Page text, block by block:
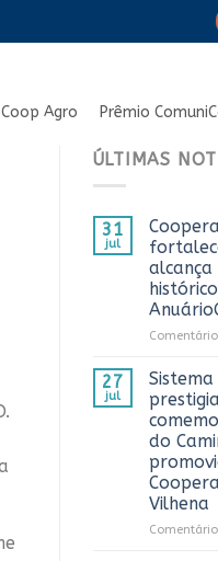
Agro Prêmio
ÚLTIMAS
31
jul
alcança
27
jul
Sistema
prestigia
do
Vilhena